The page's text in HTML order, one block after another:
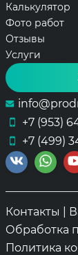
Калькулятор
Фото работ
Отзывы
Услуги
+7 (953)
+7 (499)
Контакты
Обработка
Политика